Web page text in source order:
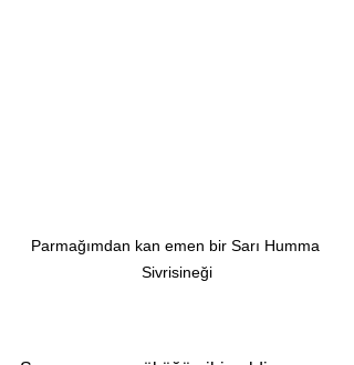
Parmağımdan kan emen bir Sarı Humma
Sivrisineği